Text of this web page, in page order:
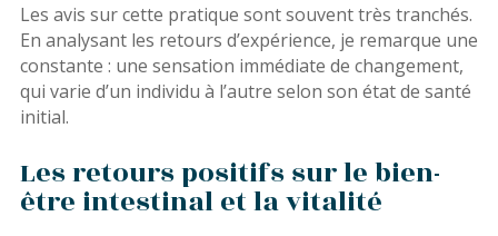
Les avis sur cette pratique sont souvent très tranchés.
En analysant les retours d’expérience, je remarque une
constante : une sensation immédiate de changement,
qui varie d’un individu à l’autre selon son état de santé
initial.
Les retours positifs sur le bien-
être intestinal et la vitalité